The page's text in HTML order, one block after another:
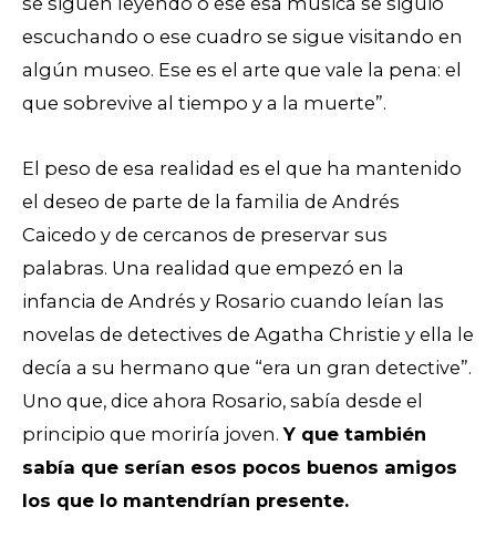
escuchando o ese cuadro se sigue visitando en
algún museo. Ese es el arte que vale la pena: el
que sobrevive al tiempo y a la muerte”.
El peso de esa realidad es el que ha mantenido
el deseo de parte de la familia de Andrés
Caicedo y de cercanos de preservar sus
palabras. Una realidad que empezó en la
infancia de Andrés y Rosario cuando leían las
novelas de detectives de Agatha Christie y ella le
decía a su hermano que “era un gran detective”.
Uno que, dice ahora Rosario, sabía desde el
principio que moriría joven.Y que también
sabía que serían esos pocos buenos amigos
los que lo mantendrían presente.